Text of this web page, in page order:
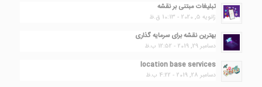
تبلیغات مبتنی بر نقشه
ژانویه 5, 2020 - 10:13 ق.ظ
بهترین نقشه برای سرمایه گذاری
دسامبر 29, 2019 - 12:52 ب.ظ
location base services
دسامبر 28, 2019 - 4:22 ب.ظ